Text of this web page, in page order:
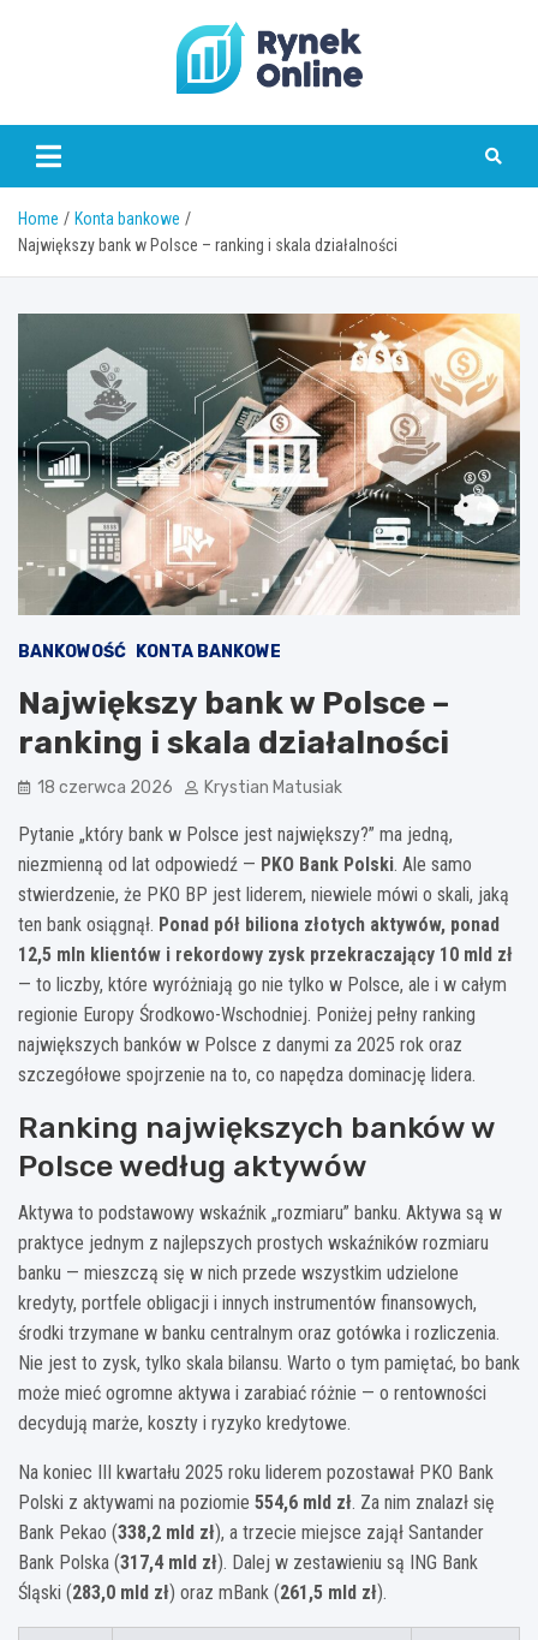
www.rynekonline.pl
Home
Konta bankowe
Największy bank w Polsce – ranking i skala działalności
BANKOWOŚĆ KONTA BANKOWE
Największy bank w Polsce –
ranking i skala działalności
18 czerwca 2026 Krystian Matusiak
Pytanie „który bank w Polsce jest największy?” ma jedną,
niezmienną od lat odpowiedź — PKO Bank Polski. Ale samo
stwierdzenie, że PKO BP jest liderem, niewiele mówi o skali, jaką
ten bank osiągnął. Ponad pół biliona złotych aktywów, ponad
12,5 mln klientów i rekordowy zysk przekraczający 10 mld zł
— to liczby, które wyróżniają go nie tylko w Polsce, ale i w całym
regionie Europy Środkowo-Wschodniej. Poniżej pełny ranking
największych banków w Polsce z danymi za 2025 rok oraz
szczegółowe spojrzenie na to, co napędza dominację lidera.
Ranking największych banków w
Polsce według aktywów
Aktywa to podstawowy wskaźnik „rozmiaru” banku. Aktywa są w
praktyce jednym z najlepszych prostych wskaźników rozmiaru
banku — mieszczą się w nich przede wszystkim udzielone
kredyty, portfele obligacji i innych instrumentów finansowych,
środki trzymane w banku centralnym oraz gotówka i rozliczenia.
Nie jest to zysk, tylko skala bilansu. Warto o tym pamiętać, bo bank
może mieć ogromne aktywa i zarabiać różnie — o rentowności
decydują marże, koszty i ryzyko kredytowe.
Na koniec III kwartału 2025 roku liderem pozostawał PKO Bank
Polski z aktywami na poziomie 554,6 mld zł. Za nim znalazł się
Bank Pekao (338,2 mld zł), a trzecie miejsce zajął Santander
Bank Polska (317,4 mld zł). Dalej w zestawieniu są ING Bank
Śląski (283,0 mld zł) oraz mBank (261,5 mld zł).